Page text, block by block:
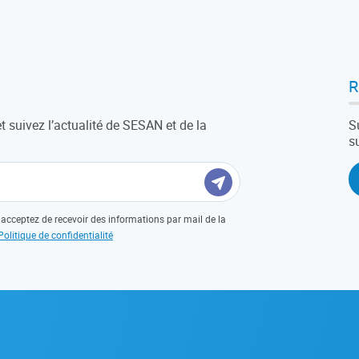
l’actualité de SESAN et de la
de recevoir des informations par mail de la
de confidentialité